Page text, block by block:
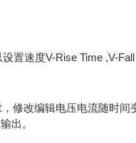
置速度V-Rise Time ,V-
修改编辑电压电流随时
出。